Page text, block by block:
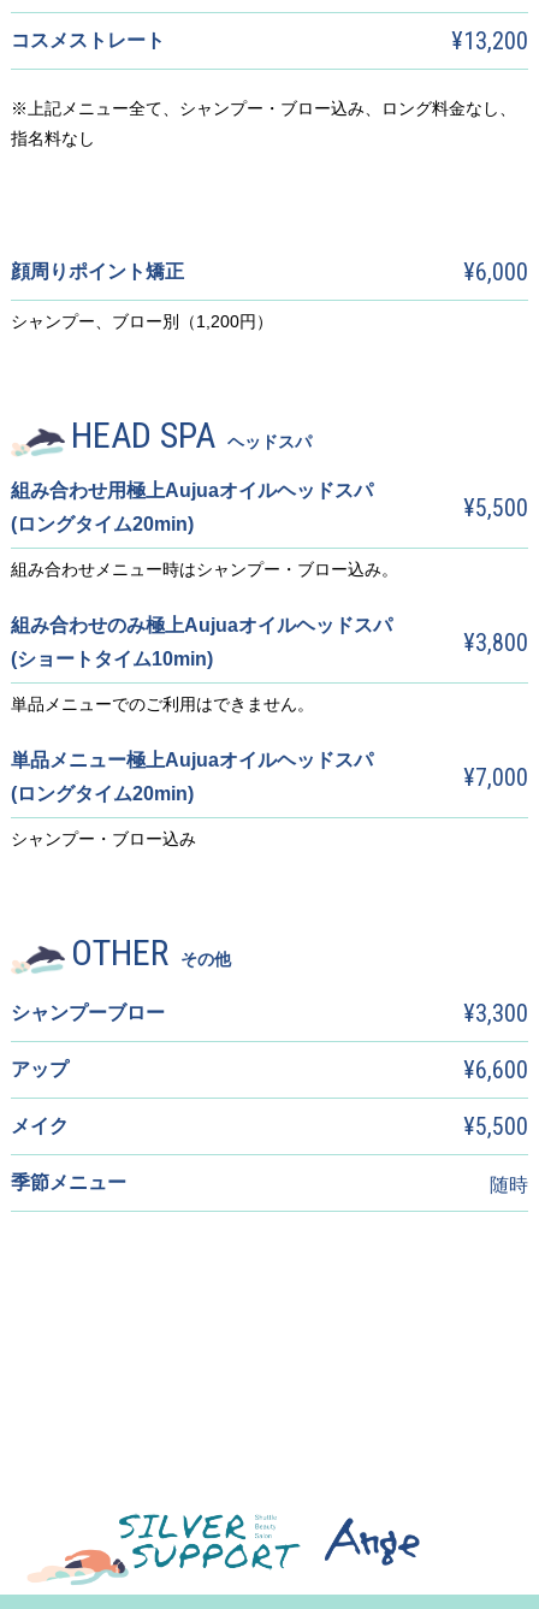
コスメストレート ¥13,200
※上記メニュー全て、シャンプー・ブロー込み、ロング料金なし、
指名料なし
顔周りポイント矯正 ¥6,000
シャンプー、ブロー別（1,200円）
HEAD SPA ヘッドスパ
組み合わせ用極上Aujuaオイルヘッドスパ
(ロングタイム20min)
¥5,500
組み合わせメニュー時はシャンプー・ブロー込み。
組み合わせのみ極上Aujuaオイルヘッドスパ
(ショートタイム10min)
¥3,800
単品メニューでのご利用はできません。
単品メニュー極上Aujuaオイルヘッドスパ
(ロングタイム20min)
¥7,000
シャンプー・ブロー込み
OTHER その他
シャンプーブロー ¥3,300
アップ ¥6,600
メイク ¥5,500
季節メニュー 随時